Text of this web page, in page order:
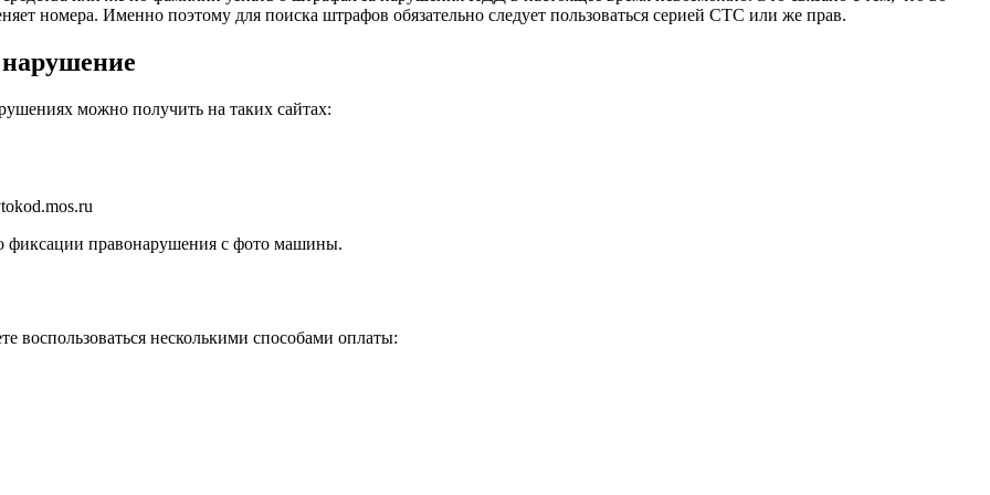
номера. Именно поэтому для поиска штрафов обязательно следует пользоваться серией СТС или же прав.
можно получить на таких сайтах:
фиксации правонарушения с фото машины.
несколькими способами оплаты: